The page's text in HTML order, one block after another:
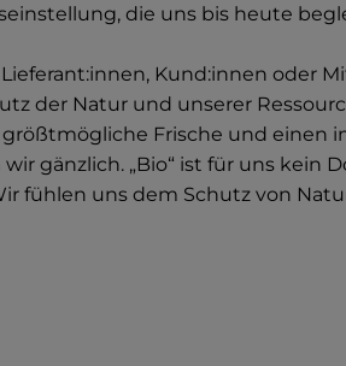
die uns bis heute
Kund:innen oder
der Natur und unserer
Frische und einen
gänzlich. „Bio“ ist für uns kein
fühlen uns dem Schutz von